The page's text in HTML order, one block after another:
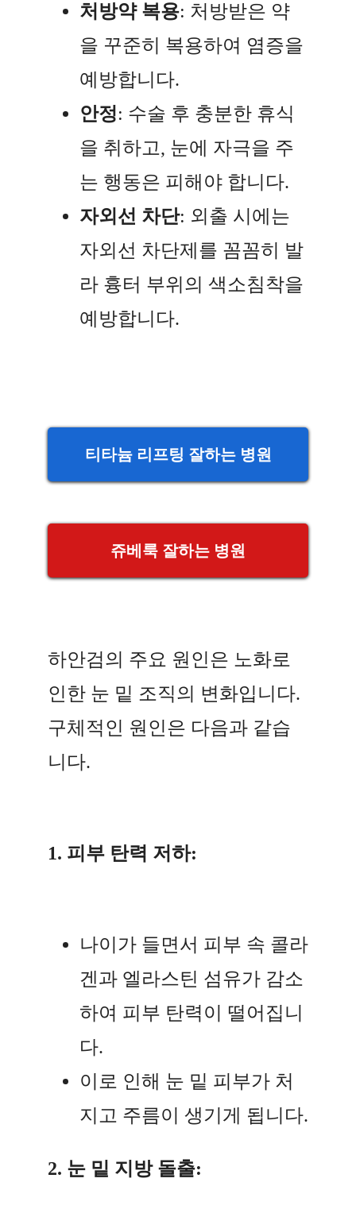
처방약 복용: 처방받은 약
을 꾸준히 복용하여 염증을
예방합니다.
안정: 수술 후 충분한 휴식
을 취하고, 눈에 자극을 주
는 행동은 피해야 합니다.
자외선 차단: 외출 시에는
자외선 차단제를 꼼꼼히 발
라 흉터 부위의 색소침착을
예방합니다.
티타늄 리프팅 잘하는 병원
쥬베룩 잘하는 병원
하안검의 주요 원인은 노화로
인한 눈 밑 조직의 변화입니다.
구체적인 원인은 다음과 같습
니다.
1. 피부 탄력 저하:
나이가 들면서 피부 속 콜라
겐과 엘라스틴 섬유가 감소
하여 피부 탄력이 떨어집니
다.
이로 인해 눈 밑 피부가 처
지고 주름이 생기게 됩니다.
2. 눈 밑 지방 돌출: